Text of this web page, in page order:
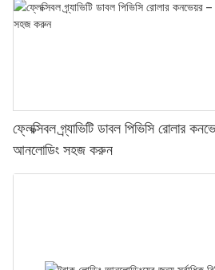
ফ্লেক্সিবল গ্র্যাভিটি ডাবল পিভিসি রোলার
আনলোডিং সহজ করুন